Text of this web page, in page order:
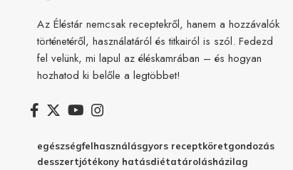
Az Éléstár nemcsak receptekről, hanem a hozzávalók
történetéről, használatáról és titkairól is szól. Fedezd
fel velünk, mi lapul az éléskamrában – és hogyan
hozhatod ki belőle a legtöbbet!
egészségfelhasználásgyors receptköretgondozás
desszertjótékony hatásdiétatárolásházilag